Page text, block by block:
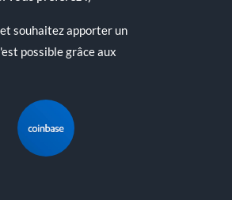
souhaitez apporter un
possible grâce aux